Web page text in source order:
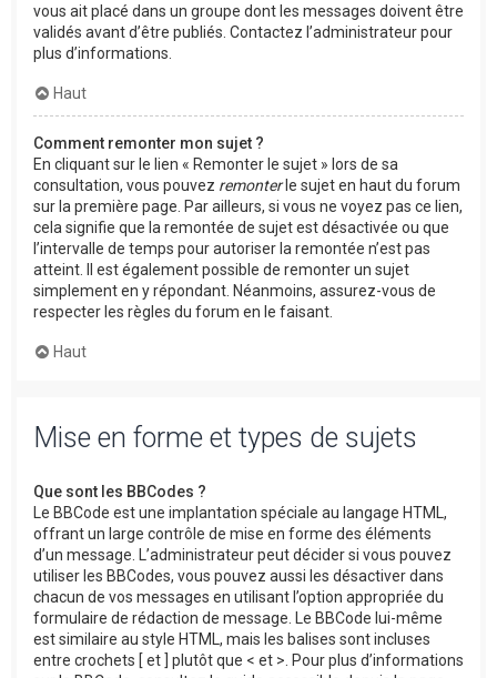
vous ait placé dans un groupe dont les messages doivent être
validés avant d’être publiés. Contactez l’administrateur pour
plus d’informations.
Haut
Comment remonter mon sujet ?
En cliquant sur le lien « Remonter le sujet » lors de sa
consultation, vous pouvez remonterle sujet en haut du forum
sur la première page. Par ailleurs, si vous ne voyez pas ce lien,
cela signifie que la remontée de sujet est désactivée ou que
l’intervalle de temps pour autoriser la remontée n’est pas
atteint. Il est également possible de remonter un sujet
simplement en y répondant. Néanmoins, assurez-vous de
respecter les règles du forum en le faisant.
Haut
Mise en forme et types de sujets
Que sont les BBCodes ?
Le BBCode est une implantation spéciale au langage HTML,
offrant un large contrôle de mise en forme des éléments
d’un message. L’administrateur peut décider si vous pouvez
utiliser les BBCodes, vous pouvez aussi les désactiver dans
chacun de vos messages en utilisant l’option appropriée du
formulaire de rédaction de message. Le BBCode lui-même
est similaire au style HTML, mais les balises sont incluses
entre crochets [ et ] plutôt que < et >. Pour plus d’informations